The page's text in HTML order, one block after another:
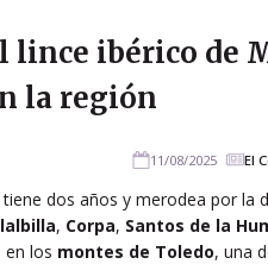
lince ibérico de
la región
11/08/2025 El
tiene dos años y merodea por la
, Corpa, Santos de la
en los montes de Toledo, una